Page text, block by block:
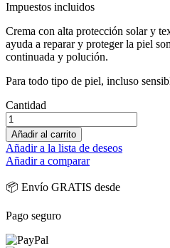
Impuestos incluidos
Crema con alta protección solar y
ayuda a reparar y proteger la piel
continuada y polución.
Para todo tipo de piel, incluso
Cantidad
Añadir al carrito
Añadir a la lista de deseos
Añadir a comparar
📦 Envío GRATIS desde
Pago seguro